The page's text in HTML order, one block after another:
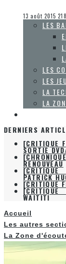
13 août 2015 218
LES
LES
LES
LA
LA
DERNIERS
[CRITIQUE
SORTIE
RENOUVEAU
[CRITIQUE
PATRICK
[CRITIQUE
WAITITI
Accueil
Les autres
La Zone